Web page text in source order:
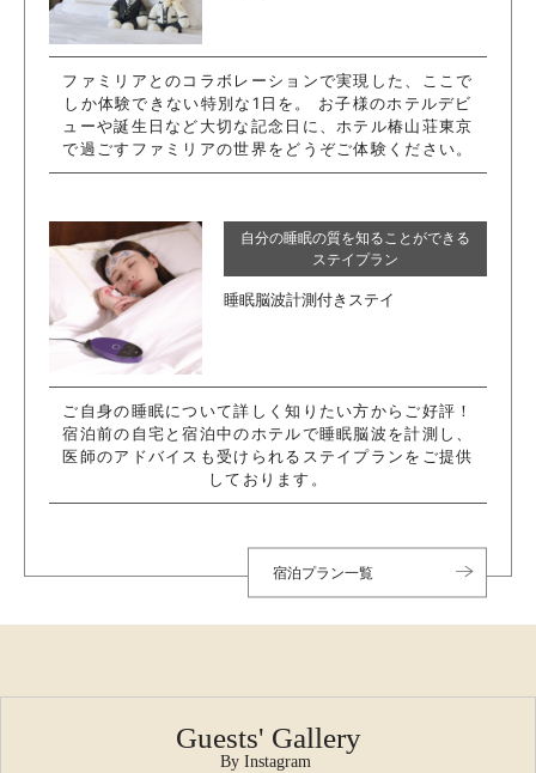
ファミリアとのコラボレーションで実現した、ここで
しか体験できない特別な1日を。 お子様のホテルデビ
ューや誕生日など大切な記念日に、ホテル椿山荘東京
で過ごすファミリアの世界をどうぞご体験ください。
自分の睡眠の質を知ることができる
ステイプラン
睡眠脳波計測付きステイ
ご自身の睡眠について詳しく知りたい方からご好評！
宿泊前の自宅と宿泊中のホテルで睡眠脳波を計測し、
医師のアドバイスも受けられるステイプランをご提供
しております。
宿泊プラン一覧
Guests' Gallery
By Instagram